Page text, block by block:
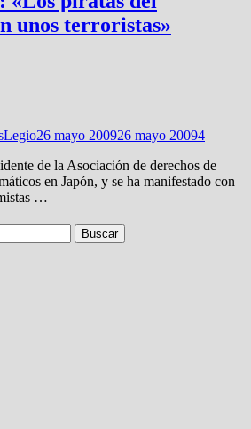
unos terroristas»
26 mayo 200926 mayo 20094
de la Asociación de derechos de
en Japón, y se ha manifestado con
…